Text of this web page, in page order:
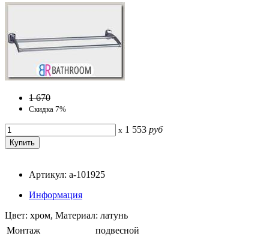
1 670
Скидка 7%
x 1 553 руб
Артикул: a-101925
Информация
Цвет: хром, Материал: латунь
Монтаж
подвесной